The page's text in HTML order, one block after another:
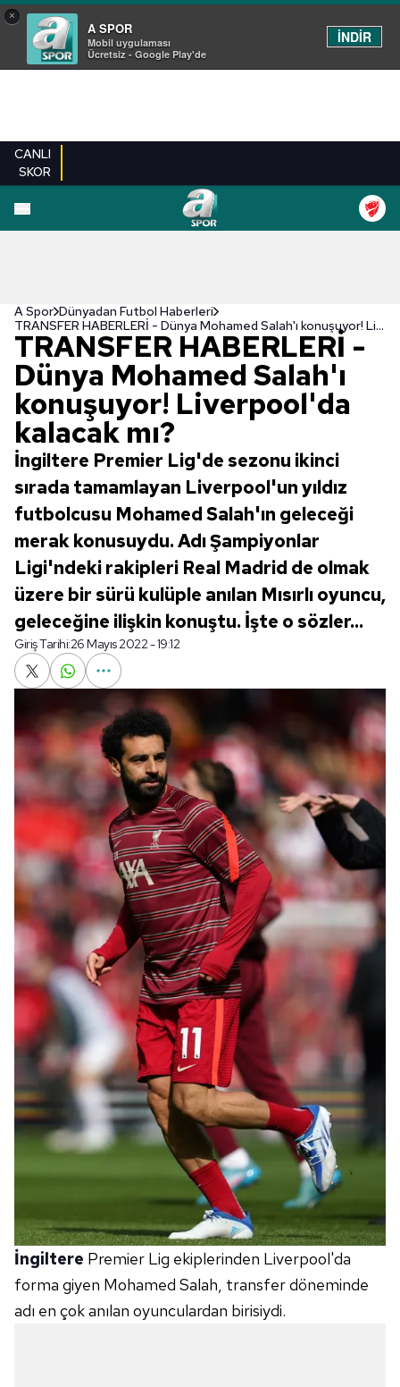
×
A SPOR
Mobil uygulaması
Ücretsiz - Google Play'de
İNDİR
CANLI
SKOR
A Spor Dünyadan Futbol Haberleri
TRANSFER HABERLERİ - Dünya Mohamed Salah'ı konuşuyor! Liverpool'da kalacak mı?
TRANSFER HABERLERİ -
Dünya Mohamed Salah'ı
konuşuyor! Liverpool'da
kalacak mı?
İngiltere Premier Lig'de sezonu ikinci
sırada tamamlayan Liverpool'un yıldız
futbolcusu Mohamed Salah'ın geleceği
merak konusuydu. Adı Şampiyonlar
Ligi'ndeki rakipleri Real Madrid de olmak
üzere bir sürü kulüple anılan Mısırlı oyuncu,
geleceğine ilişkin konuştu. İşte o sözler...
Giriş Tarihi:26 Mayıs 2022 - 19:12
İngiltere Premier Lig ekiplerinden Liverpool'da
forma giyen Mohamed Salah, transfer döneminde
adı en çok anılan oyunculardan birisiydi.